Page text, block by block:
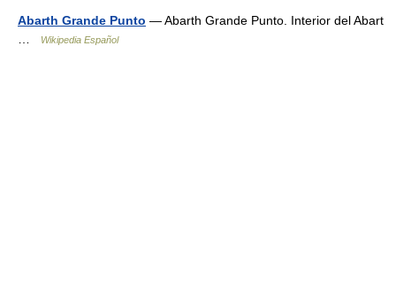
Abarth Grande Punto — Abarth Grande Punto. Interior del Abart
Wikipedia Español